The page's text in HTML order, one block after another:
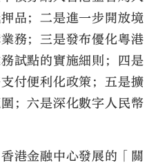
品；二是進一步開放境
務；三是發布優化粵港
試點的實施細則；四是
付便利化政策；五是擴
；六是深化數字人民幣
港金融中心發展的「關